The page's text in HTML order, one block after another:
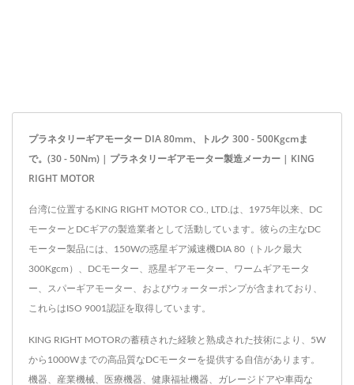
プラネタリーギアモーター DIA 80mm、トルク 300 - 500Kgcmま
で。(30 - 50Nm) | プラネタリーギアモーター製造メーカー | KING
RIGHT MOTOR
台湾に位置するKING RIGHT MOTOR CO., LTD.は、1975年以来、DC
モーターとDCギアの製造業者として活動しています。彼らの主なDC
モーター製品には、150Wの惑星ギア減速機DIA 80（トルク最大
300Kgcm）、DCモーター、惑星ギアモーター、ワームギアモータ
ー、スパーギアモーター、およびウォーターポンプが含まれており、
これらはISO 9001認証を取得しています。
KING RIGHT MOTORの蓄積された経験と熟成された技術により、5W
から1000Wまでの高品質なDCモーターを提供する自信があります。
機器、産業機械、医療機器、健康福祉機器、ガレージドアや車両な